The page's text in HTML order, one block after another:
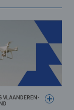
VLAANDEREN-